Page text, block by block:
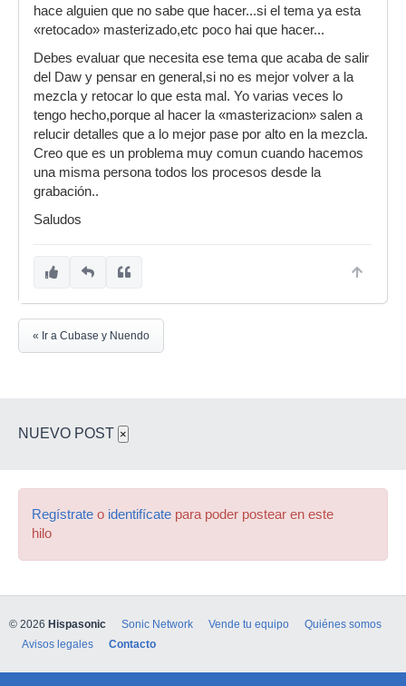
hace alguien que no sabe que hacer...si el tema ya esta
«retocado» masterizado,etc poco hai que hacer...
Debes evaluar que necesita ese tema que acaba de salir
del Daw y pensar en general,si no es mejor volver a la
mezcla y retocar lo que esta mal. Yo varias veces lo
tengo hecho,porque al hacer la «masterizacion» salen a
relucir detalles que a lo mejor pase por alto en la mezcla.
Creo que es un problema muy comun cuando hacemos
una misma persona todos los procesos desde la
grabación..
Saludos
« Ir a Cubase y Nuendo
NUEVO POST ×
Regístrate o identifícate para poder postear en este
hilo
© 2026 Hispasonic Sonic Network Vende tu equipo
Quiénes somos
Avisos legales
Contacto